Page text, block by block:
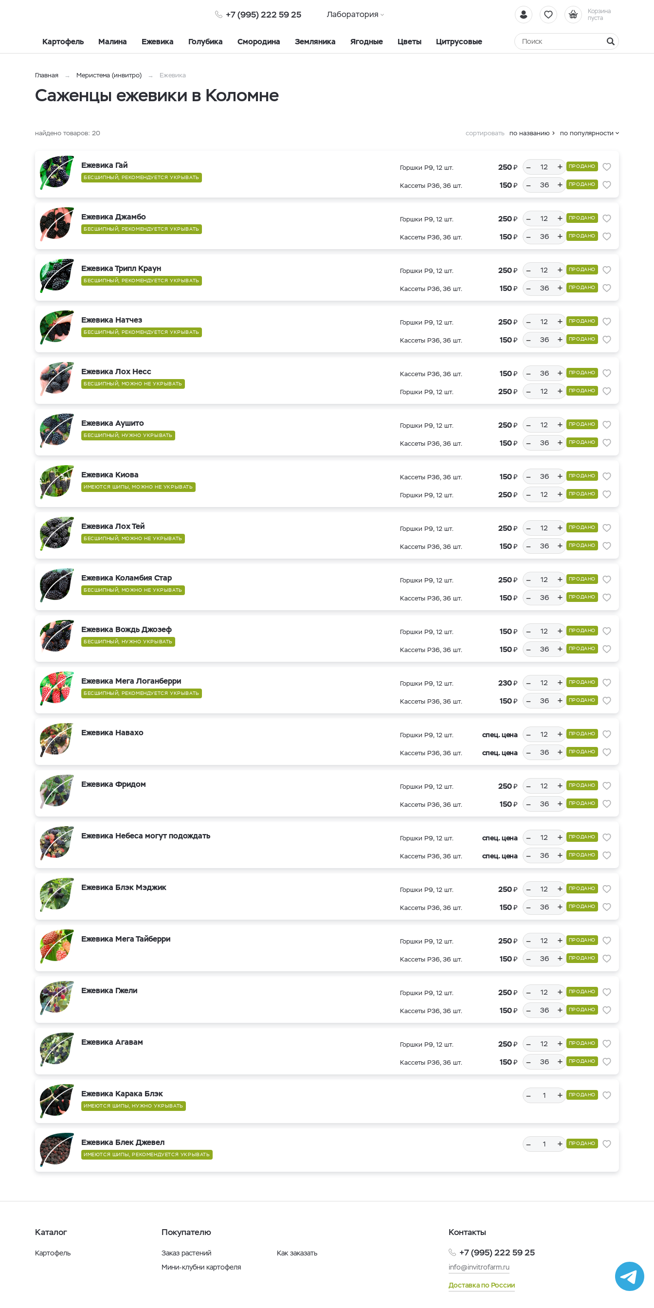
+7 (995) 222 59 25
Корзина
пуста
Лаборатория
Картофель Малина Ежевика Голубика Смородина Земляника Ягодные Цветы Цитрусовые
Главная Меристема (инвитро) Ежевика
Саженцы ежевики в Коломне
найдено товаров: 20 сортировать по названию по популярности
Ежевика Гай
БЕСШИПНЫЙ, РЕКОМЕНДУЕТСЯ УКРЫВАТЬ
Горшки Р9, 12 шт. 250₽ – + ПРОДАНО
Кассеты Р36, 36 шт. 150₽ – + ПРОДАНО
Ежевика Джамбо
БЕСШИПНЫЙ, РЕКОМЕНДУЕТСЯ УКРЫВАТЬ
Горшки Р9, 12 шт. 250₽ – + ПРОДАНО
Кассеты Р36, 36 шт. 150₽ – + ПРОДАНО
Ежевика Трипл Краун
БЕСШИПНЫЙ, РЕКОМЕНДУЕТСЯ УКРЫВАТЬ
Горшки Р9, 12 шт. 250₽ – + ПРОДАНО
Кассеты Р36, 36 шт. 150₽ – + ПРОДАНО
Ежевика Натчез
БЕСШИПНЫЙ, РЕКОМЕНДУЕТСЯ УКРЫВАТЬ
Горшки Р9, 12 шт. 250₽ – + ПРОДАНО
Кассеты Р36, 36 шт. 150₽ – + ПРОДАНО
Ежевика Лох Несс
БЕСШИПНЫЙ, МОЖНО НЕ УКРЫВАТЬ
Кассеты Р36, 36 шт. 150₽ – + ПРОДАНО
Горшки Р9, 12 шт. 250₽ – + ПРОДАНО
Ежевика Аушито
БЕСШИПНЫЙ, НУЖНО УКРЫВАТЬ
Горшки Р9, 12 шт. 250₽ – + ПРОДАНО
Кассеты Р36, 36 шт. 150₽ – + ПРОДАНО
Ежевика Киова
ИМЕЮТСЯ ШИПЫ, МОЖНО НЕ УКРЫВАТЬ
Кассеты Р36, 36 шт. 150₽ – + ПРОДАНО
Горшки Р9, 12 шт. 250₽ – + ПРОДАНО
Ежевика Лох Тей
БЕСШИПНЫЙ, МОЖНО НЕ УКРЫВАТЬ
Горшки Р9, 12 шт. 250₽ – + ПРОДАНО
Кассеты Р36, 36 шт. 150₽ – + ПРОДАНО
Ежевика Коламбия Стар
БЕСШИПНЫЙ, МОЖНО НЕ УКРЫВАТЬ
Горшки Р9, 12 шт. 250₽ – + ПРОДАНО
Кассеты Р36, 36 шт. 150₽ – + ПРОДАНО
Ежевика Вождь Джозеф
БЕСШИПНЫЙ, НУЖНО УКРЫВАТЬ
Горшки Р9, 12 шт. 150₽ – + ПРОДАНО
Кассеты Р36, 36 шт. 150₽ – + ПРОДАНО
Ежевика Мега Логанберри
БЕСШИПНЫЙ, РЕКОМЕНДУЕТСЯ УКРЫВАТЬ
Горшки Р9, 12 шт. 230₽ – + ПРОДАНО
Кассеты Р36, 36 шт. 150₽ – + ПРОДАНО
Ежевика Навахо Горшки Р9, 12 шт. спец. цена – + ПРОДАНО
Кассеты Р36, 36 шт. спец. цена – + ПРОДАНО
Ежевика Фридом Горшки Р9, 12 шт. 250₽ – + ПРОДАНО
Кассеты Р36, 36 шт. 150₽ – + ПРОДАНО
Ежевика Небеса могут подождать Горшки Р9, 12 шт. спец. цена – + ПРОДАНО
Кассеты Р36, 36 шт. спец. цена – + ПРОДАНО
Ежевика Блэк Мэджик Горшки Р9, 12 шт. 250₽ – + ПРОДАНО
Кассеты Р36, 36 шт. 150₽ – + ПРОДАНО
Ежевика Мега Тайберри Горшки Р9, 12 шт. 250₽ – + ПРОДАНО
Кассеты Р36, 36 шт. 150₽ – + ПРОДАНО
Ежевика Гжели Горшки Р9, 12 шт. 250₽ – + ПРОДАНО
Кассеты Р36, 36 шт. 150₽ – + ПРОДАНО
Ежевика Агавам Горшки Р9, 12 шт. 250₽ – + ПРОДАНО
Кассеты Р36, 36 шт. 150₽ – + ПРОДАНО
Ежевика Карака Блэк
ИМЕЮТСЯ ШИПЫ, НУЖНО УКРЫВАТЬ
– + ПРОДАНО
Ежевика Блек Джевел
ИМЕЮТСЯ ШИПЫ, РЕКОМЕНДУЕТСЯ УКРЫВАТЬ
– + ПРОДАНО
Каталог
Картофель
Покупателю
Заказ растений
Мини-клубни картофеля
Как заказать
Контакты
+7 (995) 222 59 25
info@invitrofarm.ru
Доставка по России